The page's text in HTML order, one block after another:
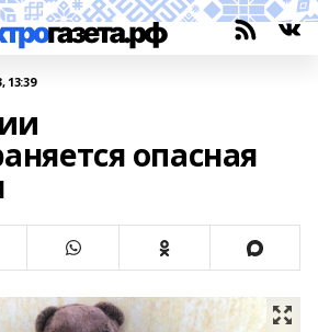
13:39
опасная